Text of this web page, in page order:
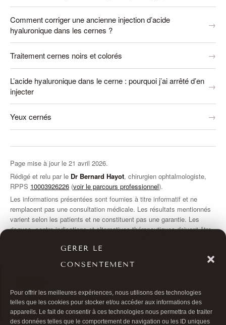
GÉRER LE
CONSENTEMENT
Pour offrir les meilleures expériences, nous utilisons des technologies
telles que les cookies pour stocker et/ou accéder aux informations des
appareils. Le fait de consentir à ces technologies nous permettra de traiter
des données telles que le comportement de navigation ou les ID uniques
Comment corriger une ancienne injection d’acide
hyaluronique dans les cernes ?
Traitement cernes noirs et colorés
L’acide hyaluronique dans le cerne : pourquoi j’ai arrêté d’en
injecter
Yeux cernés
Page mise à jour le 21 avril 2026.
Rédigé et relu par le Dr Bernard Hayot, chirurgien ophtalmologiste,
RPPS 10003926226 (voir le parcours professionnel).
Les informations présentées sont fournies à titre informatif et ne
remplacent pas une consultation médicale. Les résultats mentionnés
varient selon les patients et ne constituent pas une garantie. Les
risques, contre-indications et alternatives thérapeutiques doivent être
traitement des cernes à Paris